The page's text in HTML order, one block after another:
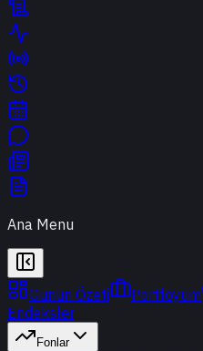
Ana Menu
Günün Özeti Portföyüm
Endeksler
Fonlar